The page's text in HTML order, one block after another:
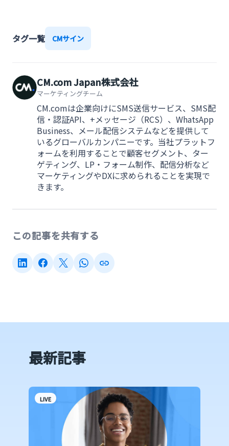
タグ一覧 CMサイン
CM.com Japan株式会社
マーケティングチーム
CM.comは企業向けにSMS送信サービス、SMS配
信・認証API、+メッセージ（RCS）、WhatsApp
Business、メール配信システムなどを提供して
いるグローバルカンパニーです。当社プラットフ
ォームを利用することで顧客セグメント、ター
ゲティング、LP・フォーム制作、配信分析など
マーケティングやDXに求められることを実現で
きます。
この記事を共有する
最新記事
LIVE